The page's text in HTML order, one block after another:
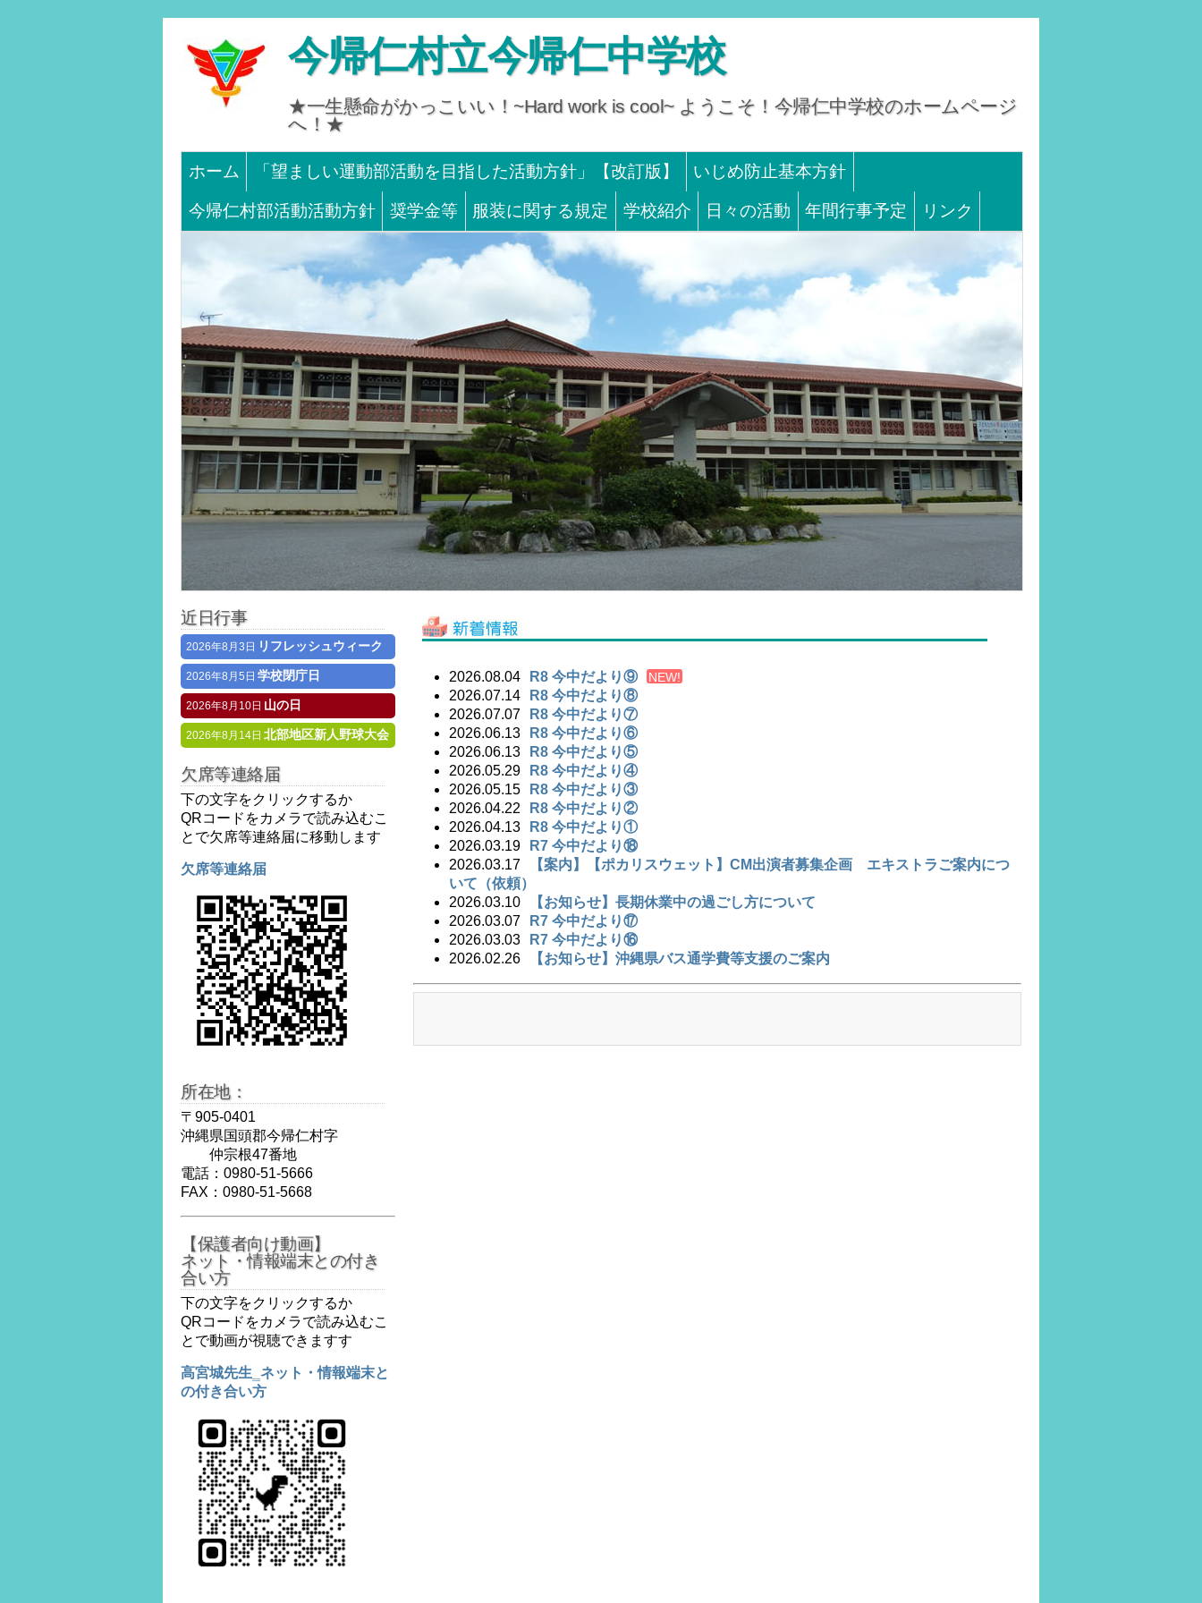
今帰仁村立今帰仁中学校
★一生懸命がかっこいい！~Hard work is cool~ ようこそ！今帰仁中学校のホームページ
へ！★
Main menu
SKIP TO CONTENT
ホーム 「望ましい運動部活動を目指した活動方針」【改訂版】 いじめ防止基本方針
今帰仁村部活動活動方針 奨学金等 服装に関する規定 学校紹介 日々の活動 年間行事予定 リンク
2026.08.04 R8 今中だより⑨ NEW!
2026.07.14
R8 今中だより⑧
2026.07.07
R8 今中だより⑦
2026.06.13
R8 今中だより⑥
2026.06.13
R8 今中だより⑤
2026.05.29
R8 今中だより④
2026.05.15
R8 今中だより③
2026.04.22
R8 今中だより②
2026.04.13
R8 今中だより①
2026.03.19
R7 今中だより⑱
2026.03.17
【案内】【ポカリスウェット】CM出演者募集企画 エキストラご案内につ
いて（依頼）
2026.03.10
【お知らせ】長期休業中の過ごし方について
2026.03.07
R7 今中だより⑰
2026.03.03
R7 今中だより⑯
2026.02.26
【お知らせ】沖縄県バス通学費等支援のご案内
近日行事
2026年8月3日 リフレッシュウィーク
2026年8月5日 学校閉庁日
2026年8月10日 山の日
2026年8月14日 北部地区新人野球大会
欠席等連絡届
下の文字をクリックするか
QRコードをカメラで読み込むこ
とで欠席等連絡届に移動します
欠席等連絡届
所在地：
〒905-0401
沖縄県国頭郡今帰仁村字
仲宗根47番地
電話：0980-51-5666
FAX：0980-51-5668
【保護者向け動画】
ネット・情報端末との付き
合い方
下の文字をクリックするか
QRコードをカメラで読み込むこ
とで動画が視聴できますす
高宮城先生‗ネット・情報端末と
の付き合い方